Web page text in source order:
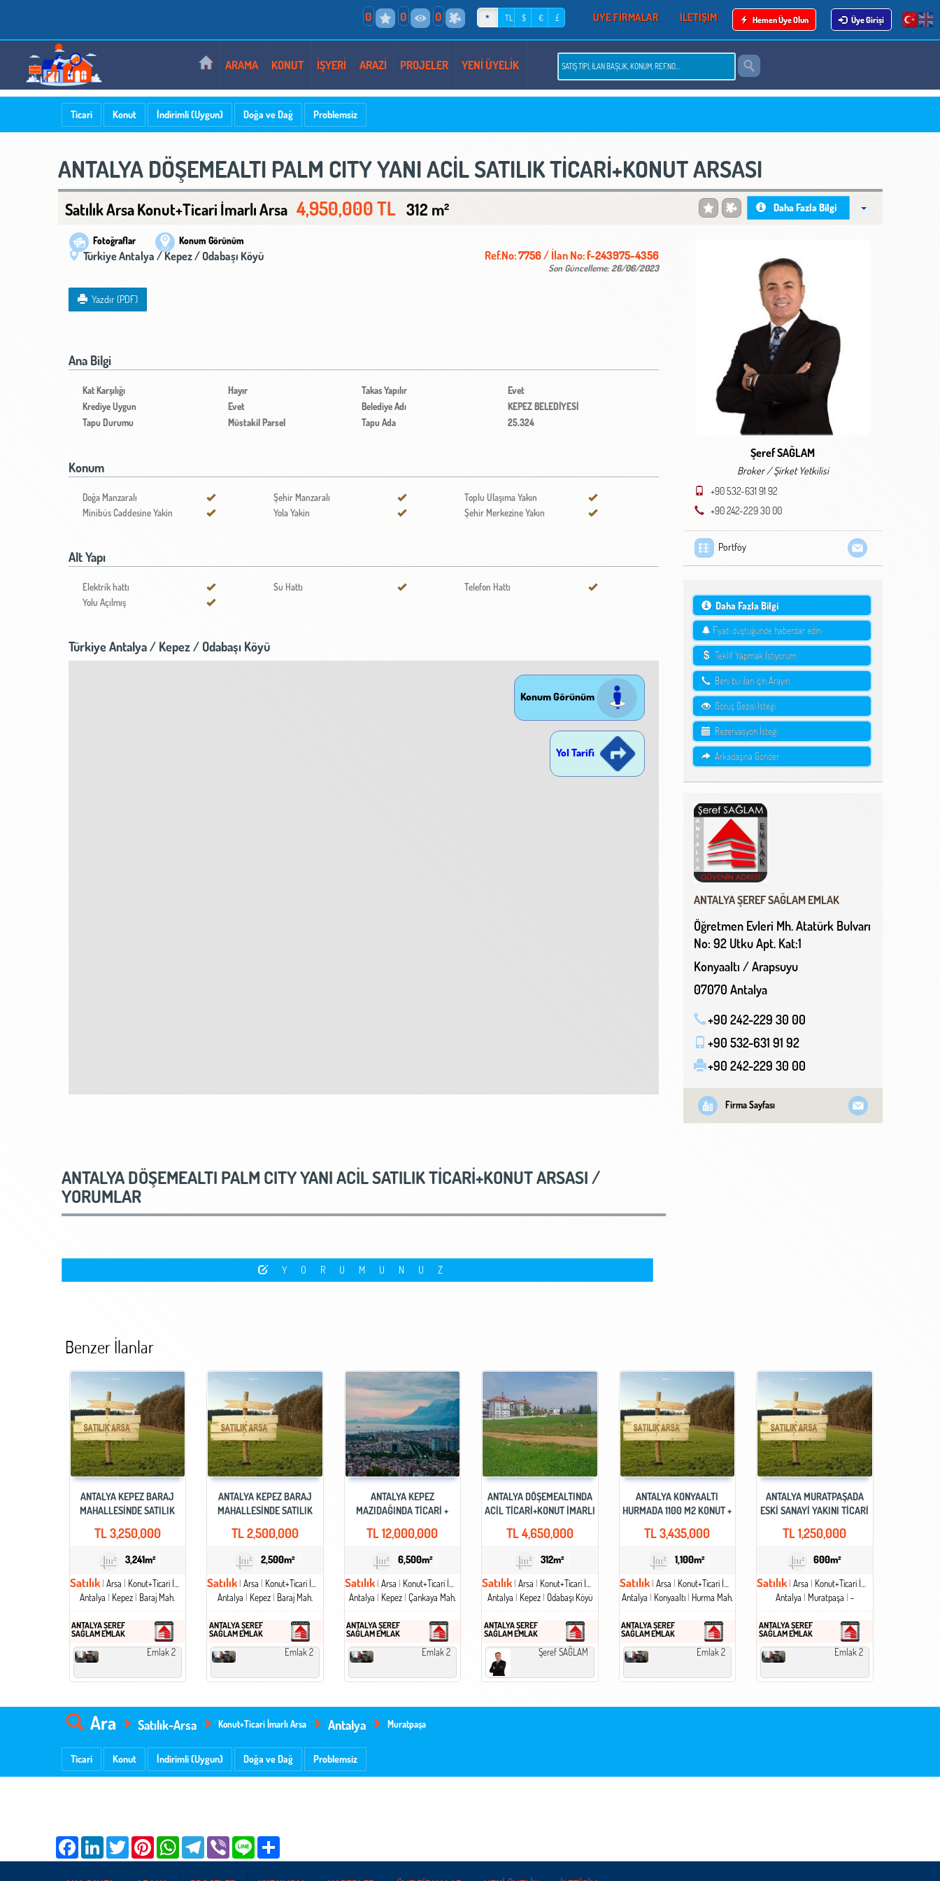
0 0 0 * TL $ € £ ÜYE FİRMALAR İLETİŞİM Hemen Üye Olun Üye Girişi
ARAMA KONUT İŞYERİ ARAZİ PROJELER YENİ ÜYELİK
Ticari Konut İndirimli (Uygun) Doğa ve Dağ Problemsiz
ANTALYA DÖŞEMEALTI PALM CITY YANI ACİL SATILIK TİCARİ+KONUT ARSASI
Satılık Arsa Konut+Ticari İmarlı Arsa 4,950,000 TL 312 m² Daha Fazla Bilgi
Fotoğraflar Konum Görünüm
Türkiye Antalya / Kepez/ Odabaşı Köyü Ref.No:7756/ İlan No:f-243975-4356
Son Güncelleme:26/06/2023
Yazdır (PDF)
Ana Bilgi
Kat Karşılığı Hayır Takas Yapılır
Evet
Krediye Uygun
Evet Belediye Adı
KEPEZ BELEDİYESİ
Tapu Durumu
Müstakil Parsel Tapu Ada 25.324
Konum
Doğa Manzaralı Şehir Manzaralı
Toplu Ulaşıma Yakın
Minibüs Caddesine Yakin
Yola Yakin Şehir Merkezine Yakın
Alt Yapı
Elektrik hattı Su Hattı
Telefon Hattı
Yolu Açılmış
Türkiye Antalya / Kepez/ Odabaşı Köyü
Konum Görünüm
Yol Tarifi
ANTALYA DÖŞEMEALTI PALM CITY YANI ACİL SATILIK TİCARİ+KONUT ARSASI /
YORUMLAR
YORUMUNUZ
Şeref SAĞLAM
Broker / Şirket Yetkilisi
+90 532-631 91 92
+90 242-229 30 00
Portföy
Daha Fazla Bilgi
Fiyatı düştüğünde haberdar edin
Teklif Yapmak İstiyorum
Beni bu ilan için Arayın
Görüş Gezisi İsteği
Rezervasyon İsteği
Arkadaşına Gönder
ANTALYA ŞEREF SAĞLAM EMLAK
Öğretmen Evleri Mh. Atatürk Bulvarı
No: 92 Utku Apt. Kat:1
Konyaaltı / Arapsuyu
07070 Antalya
+90 242-229 30 00
+90 532-631 91 92
+90 242-229 30 00
Firma Sayfası
Benzer İlanlar
ANTALYA KEPEZ BARAJ
MAHALLESINDE SATILIK
TL3,250,000
3,241m²
Satılık Arsa
Konut+Ticari İmarlı Arsa
Antalya
Kepez Baraj Mah.
ANTALYA ŞEREF
SAĞLAM EMLAK
Emlak 2
ANTALYA KEPEZ BARAJ
MAHALLESINDE SATILIK
TL2,500,000
2,500m²
Satılık Arsa
Konut+Ticari İmarlı Arsa
Antalya
Kepez Baraj Mah.
ANTALYA ŞEREF
SAĞLAM EMLAK
Emlak 2
ANTALYA KEPEZ
MAZIDAĞINDA TİCARİ +
YATIRIMLIK ARSA
TL12,000,000
6,500m²
Satılık Arsa
Konut+Ticari İmarlı Arsa
Antalya
Kepez Çankaya Mah.
ANTALYA ŞEREF
SAĞLAM EMLAK
Emlak 2
ANTALYA DÖŞEMEALTINDA
ACİL TİCARİ+KONUT İMARLI
TL4,650,000
312m²
Satılık Arsa
Konut+Ticari İmarlı Arsa
Antalya
Kepez Odabaşı Köyü
ANTALYA ŞEREF
SAĞLAM EMLAK
Şeref SAĞLAM
ANTALYA KONYAALTI
HURMADA 1100 M2 KONUT +
TL3,435,000
1,100m²
Satılık Arsa
Konut+Ticari İmarlı Arsa
Antalya
Konyaaltı Hurma Mah.
ANTALYA ŞEREF
SAĞLAM EMLAK
Emlak 2
ANTALYA MURATPAŞADA
ESKİ SANAYİ YAKINI TİCARİ
ARSA
TL1,250,000
600m²
Satılık Arsa
Konut+Ticari İmarlı Arsa
Antalya
Muratpaşa -
ANTALYA ŞEREF
SAĞLAM EMLAK
Emlak 2
Ara Satılık-Arsa Konut+Ticari İmarlı Arsa Antalya Muratpaşa
Ticari Konut İndirimli (Uygun) Doğa ve Dağ Problemsiz
FacebookLinkedInTwitter PinterestWhatsAppTelegramViber Line Share